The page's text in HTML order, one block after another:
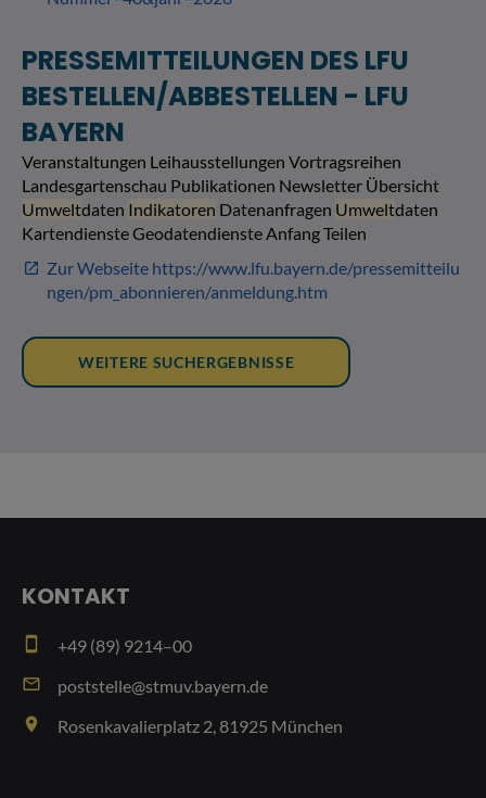
KONTAKT
smartphone +49 (89) 9214–00
email poststelle@stmuv.bayern.de
place Rosenkavalierplatz 2, 81925 München